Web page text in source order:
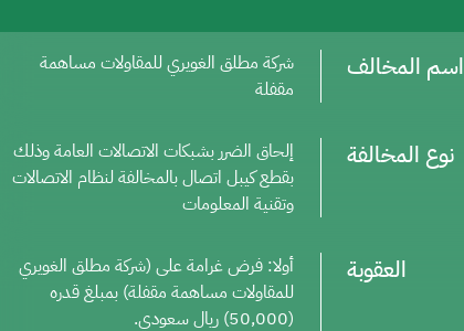
اسم المخالف
شركة مطلق الغويري للمقاولات مساهمة
مقفلة
نوع المخالفة
إلحاق الضرر بشبكات الاتصالات العامة وذلك
بقطع كيبل اتصال بالمخالفة لنظام الاتصالات
وتقنية المعلومات
العقوبة
أولا: فرض غرامة على (شركة مطلق الغويري
للمقاولات مساهمة مقفلة) بمبلغ قدره
(50,000) ريال سعودي.